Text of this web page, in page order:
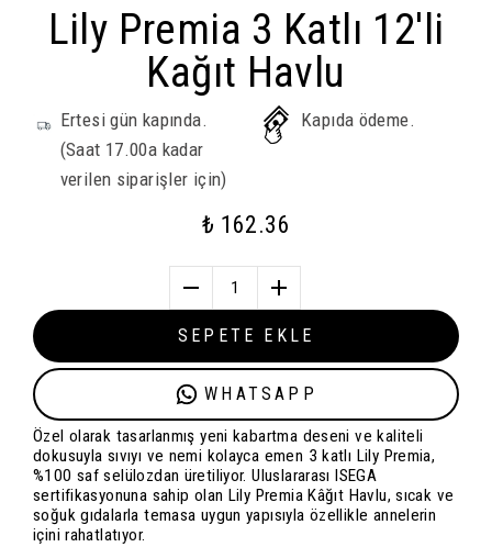
Lily Premia 3 Katlı 12'li
Kağıt Havlu
Ertesi gün kapında.
(Saat 17.00a kadar
verilen siparişler için)
Kapıda ödeme.
₺ 162.36
1
SEPETE EKLE
WHATSAPP
Özel olarak tasarlanmış yeni kabartma deseni ve kaliteli
dokusuyla sıvıyı ve nemi kolayca emen 3 katlı Lily Premia,
%100 saf selülozdan üretiliyor. Uluslararası ISEGA
sertifikasyonuna sahip olan Lily Premia Kâğıt Havlu, sıcak ve
soğuk gıdalarla temasa uygun yapısıyla özellikle annelerin
içini rahatlatıyor.